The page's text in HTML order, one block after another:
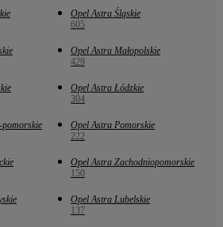
Opel Astra Śląskie
605
Opel Astra Małopolskie
429
Opel Astra Łódzkie
304
Opel Astra Pomorskie
222
Opel Astra Zachodniopomorskie
150
Opel Astra Lubelskie
137